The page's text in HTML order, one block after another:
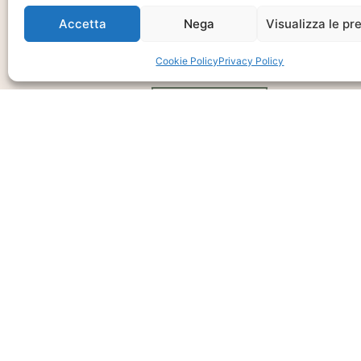
Accetta Nega Visualizza le
Cookie PolicyPrivacy Policy
Prodotto